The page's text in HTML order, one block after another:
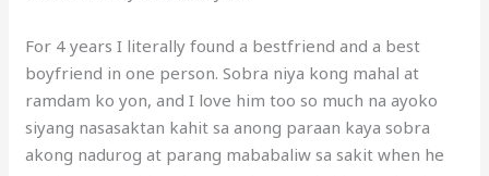
For 4 years I literally found a bestfriend and a best
boyfriend in one person. Sobra niya kong mahal at
ramdam ko yon, and I love him too so much na ayoko
siyang nasasaktan kahit sa anong paraan kaya sobra
akong nadurog at parang mababaliw sa sakit when he